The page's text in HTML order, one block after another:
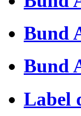
Bund
Bund
Label